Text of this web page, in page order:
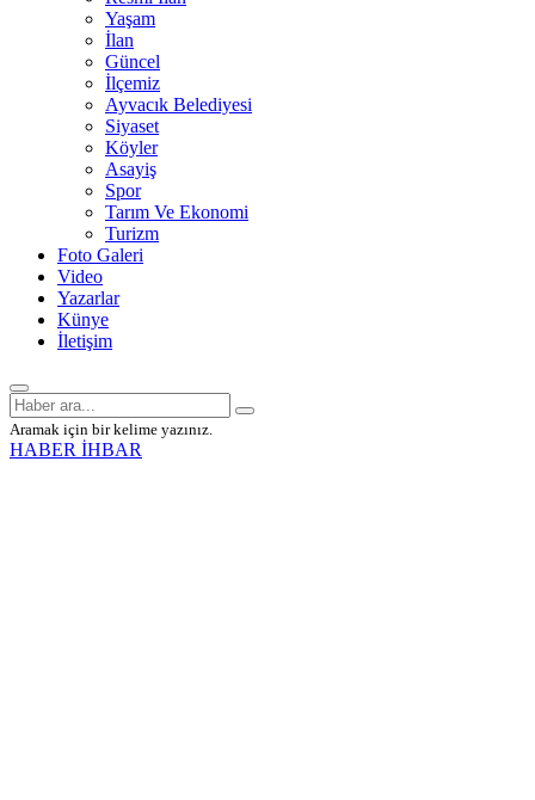
Yaşam
İlan
Güncel
İlçemiz
Ayvacık Belediyesi
Siyaset
Köyler
Asayiş
Spor
Tarım Ve Ekonomi
Turizm
Foto Galeri
Video
Yazarlar
Künye
İletişim
Aramak için bir kelime yazınız.
HABER İHBAR